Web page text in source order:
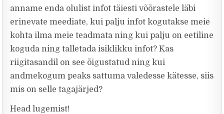
anname enda olulist infot täiesti võõrastele läbi
erinevate meediate, kui palju infot kogutakse meie
kohta ilma meie teadmata ning kui palju on eetiline
koguda ning talletada isiklikku infot? Kas
riigitasandil on see õigustatud ning kui
andmekogum peaks sattuma valedesse kätesse, siis
mis on selle tagajärjed?
Head lugemist!